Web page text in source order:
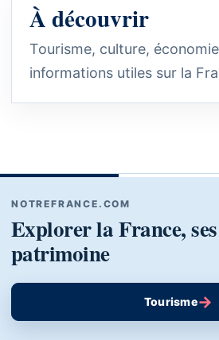
À découvrir
Tourisme, culture,
informations utiles sur la
NOTREFRANCE.COM
Explorer la France,
patrimoine
Tourisme→